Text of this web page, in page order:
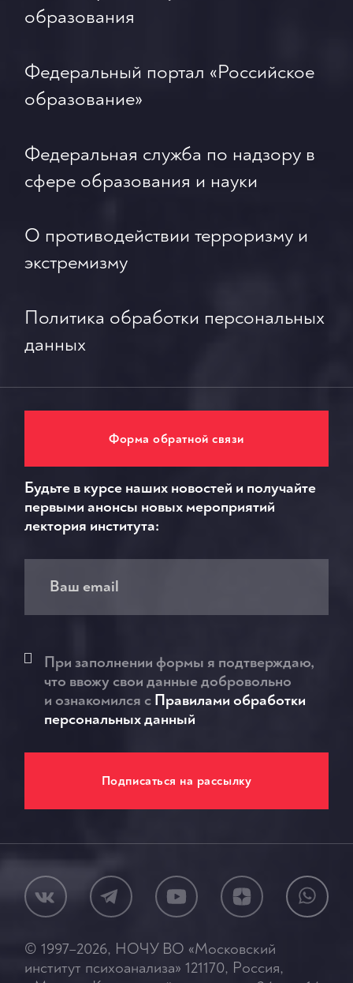
образования
Федеральный портал «Российское
образование»
Федеральная служба по надзору в
сфере образования и науки
О противодействии терроризму и
экстремизму
Политика обработки персональных
данных
Форма обратной связи
Будьте в курсе наших новостей и получайте
первыми анонсы новых мероприятий
лектория института:
При заполнении формы я подтверждаю,
что ввожу свои данные добровольно
и ознакомился c Правилами обработки
персональных данный
© 1997–2026, НОЧУ ВО «Московский
институт психоанализа» 121170, Россия,